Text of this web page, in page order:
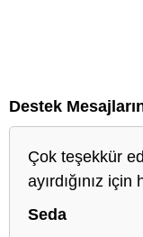
Destek
Çok teşekkür
ayırdığınız için
Seda